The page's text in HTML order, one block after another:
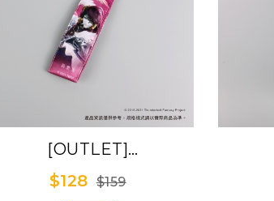
[OUTLET]
《Thunderbolt Fantasy
$128 $159
《